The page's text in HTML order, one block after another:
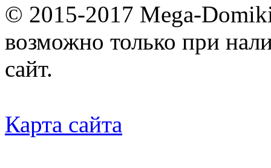
© 2015-2017 Mega-
возможно только при
сайт.
Карта сайта